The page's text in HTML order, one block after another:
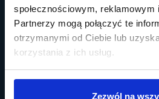
społecznościowym, reklamowym
Partnerzy mogą połączyć te
otrzymanymi od Ciebie lub
korzystania z ich usług.
Zezwól na